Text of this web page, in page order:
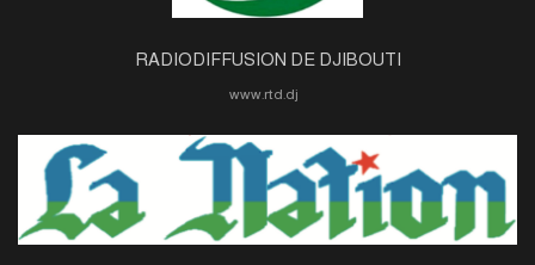
RADIODIFFUSION DE DJIBOUTI